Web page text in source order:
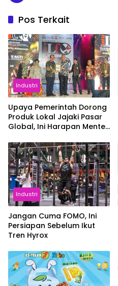
Pos Terkait
Industri
Upaya Pemerintah Dorong
Produk Lokal Jajaki Pasar
Global, Ini Harapan Menteri
dan IGT Expo 2026
Industri
Jangan Cuma FOMO, Ini
Persiapan Sebelum Ikut
Tren Hyrox